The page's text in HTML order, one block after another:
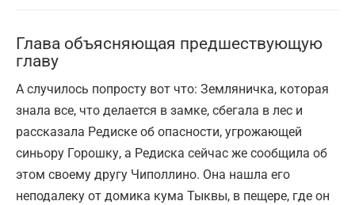
Глава объясняющая предшествующую
главу
А случилось попросту вот что: Земляничка, которая
знала все, что делается в замке, сбегала в лес и
рассказала Редиске об опасности, угрожающей
синьору Горошку, а Редиска сейчас же сообщила об
этом своему другу Чиполлино. Она нашла его
неподалеку от домика кума Тыквы, в пещере, где он